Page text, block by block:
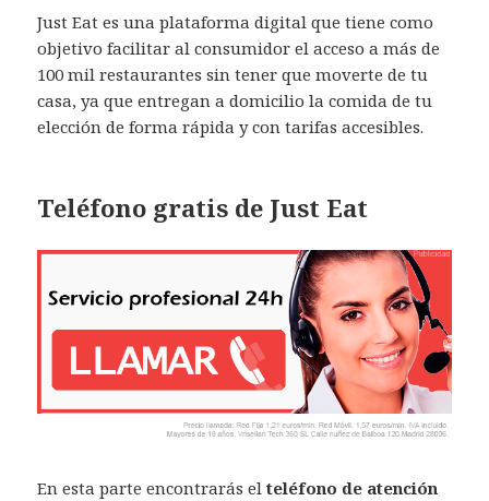
Just Eat es una plataforma digital que tiene como
objetivo facilitar al consumidor el acceso a más de
100 mil restaurantes sin tener que moverte de tu
casa, ya que entregan a domicilio la comida de tu
elección de forma rápida y con tarifas accesibles.
Teléfono gratis de Just Eat
En esta parte encontrarás elteléfono de atención